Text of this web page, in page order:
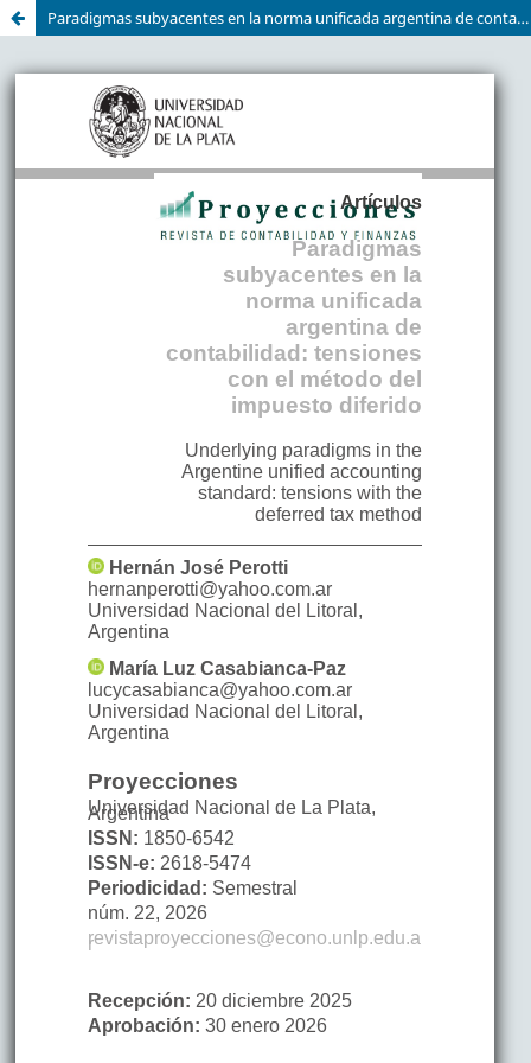
Paradigmas subyacentes en la norma unificada argentina de contabilidad: tensiones con el método del impuesto diferido